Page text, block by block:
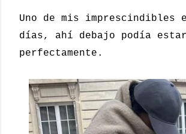
Uno de mis imprescindibles
días, ahí debajo podía
perfectamente.